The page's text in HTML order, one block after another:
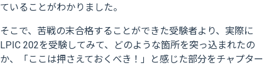
ていることがわかりました。
そこで、苦戦の末合格することができた受験者より、実際に
LPIC 202を受験してみて、どのような箇所を突っ込まれたの
か、「ここは押さえておくべき！」と感じた部分をチャプター